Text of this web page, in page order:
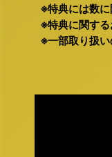
※特典には数
※特典に関す
※一部取り扱い